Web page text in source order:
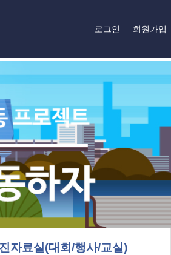
로그인 회원가입
자료실(대회/행사/교실)